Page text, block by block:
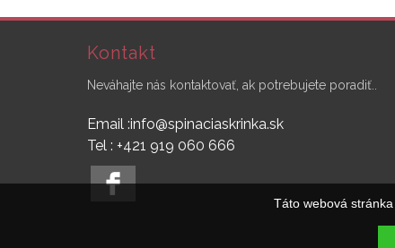
Kontakt
Neváhajte nás kontaktovať, ak potrebujete poradiť..
Email :info@spinaciaskrinka.sk
Tel : +421 919 060 666
Táto webová